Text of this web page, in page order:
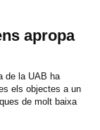
apropa
de la UAB ha
els objectes a un
de molt baixa